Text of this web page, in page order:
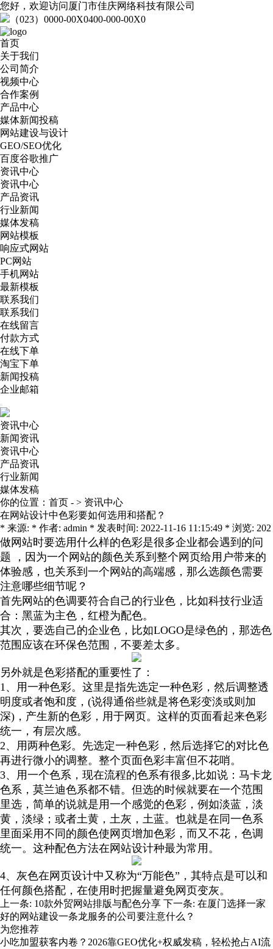
您好，欢迎访问厦门市佳庆网络科技有限公司
（023）0000-00X0400-000-00X0
首页
关于我们
公司简介
视频中心
合作案例
产品中心
媒体新闻投稿
网站建设与设计
GEO/SEO优化
百度谷歌推广
资讯中心
资讯中心
产品资讯
行业新闻
媒体发稿
网站模板
响应式网站
PC网站
手机网站
最新模板
联系我们
联系我们
在线留言
付款方式
在线下单
淘宝下单
新闻投稿
企业邮箱
资讯中心
新闻资讯
资讯中心
产品资讯
行业新闻
媒体发稿
你的位置： 首页 - > 资讯中心
在网站设计中色彩要如何选用和搭配？
* 来源: * 作者: admin * 发表时间: 2022-11-16 11:15:49 * 浏览: 202
做网站时要选用什么样的色彩是很多企业都会遇到的问
题 ，因为一个网站的颜色关系到整个网页给用户带来的
体验感，也关系到一个网站的高端感，那么选颜色需要
注意哪些细节呢？
首先网站的色调要符合自己的行业色，比如科技行业适
合：黑蓝为主色，红橙为配色。
其次，要选自己的企业色，比如LOGO是绿色的，那选色
范围应该在环保色范围，不要差太多。
另外就是色彩搭配的重要性了：
1、用一种色彩。这里是指先选定一种色彩，然后调整透
明度或者饱和度，(说得通俗些就是将色彩变淡或则加
深)，产生新的色彩，用于网页。这样的页面看起来色彩
统一，有层次感。
2、用两种色彩。先选定一种色彩，然后选择它的对比色
再进行微小的调整。整个页面色彩丰富但不花哨。
3、用一个色系，现在流程的色系有很多,比如说：马卡龙
色系，莫兰迪色系都不错。但选的时候就要在一个范围
里选，简单的说就是用一个感觉的色彩，例如淡蓝，淡
黄，淡绿；或者土黄，土灰，土蓝。也就是在同一色系
里面采用不同的颜色使网页增加色彩，而又不花，色调
统一。这种配色方法在网站设计种最为常用。
4、灰色在网页设计中又称为“万能色”，其特点是可以和
任何颜色搭配，在使用时把握量避免网页变灰。
上一条: 10款外贸网站排版与配色分享 下一条: 在厦门选择一家
好的网站建设一条龙服务的公司要注意什么？
为您推荐
小吃加盟获客内卷？2026靠GEO优化+权威发稿，轻松抢占AI流